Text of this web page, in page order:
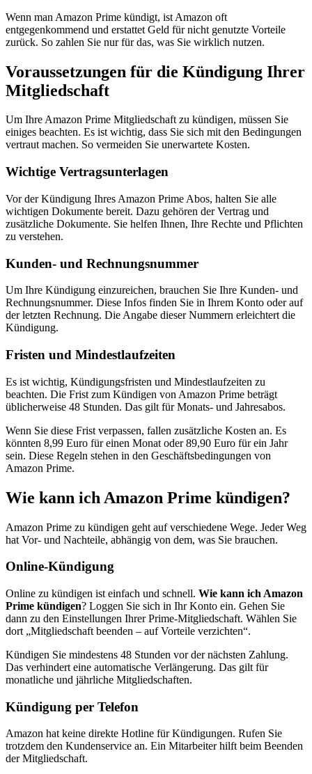
Wenn man Amazon Prime kündigt, ist Amazon oft
entgegenkommend und erstattet Geld für nicht genutzte Vorteile
zurück. So zahlen Sie nur für das, was Sie wirklich nutzen.
Voraussetzungen für die Kündigung Ihrer
Mitgliedschaft
Um Ihre Amazon Prime Mitgliedschaft zu kündigen, müssen Sie
einiges beachten. Es ist wichtig, dass Sie sich mit den Bedingungen
vertraut machen. So vermeiden Sie unerwartete Kosten.
Wichtige Vertragsunterlagen
Vor der Kündigung Ihres Amazon Prime Abos, halten Sie alle
wichtigen Dokumente bereit. Dazu gehören der Vertrag und
zusätzliche Dokumente. Sie helfen Ihnen, Ihre Rechte und Pflichten
zu verstehen.
Kunden- und Rechnungsnummer
Um Ihre Kündigung einzureichen, brauchen Sie Ihre Kunden- und
Rechnungsnummer. Diese Infos finden Sie in Ihrem Konto oder auf
der letzten Rechnung. Die Angabe dieser Nummern erleichtert die
Kündigung.
Fristen und Mindestlaufzeiten
Es ist wichtig, Kündigungsfristen und Mindestlaufzeiten zu
beachten. Die Frist zum Kündigen von Amazon Prime beträgt
üblicherweise 48 Stunden. Das gilt für Monats- und Jahresabos.
Wenn Sie diese Frist verpassen, fallen zusätzliche Kosten an. Es
könnten 8,99 Euro für einen Monat oder 89,90 Euro für ein Jahr
sein. Diese Regeln stehen in den Geschäftsbedingungen von
Amazon Prime.
Wie kann ich Amazon Prime kündigen?
Amazon Prime zu kündigen geht auf verschiedene Wege. Jeder Weg
hat Vor- und Nachteile, abhängig von dem, was Sie brauchen.
Online-Kündigung
Online zu kündigen ist einfach und schnell. Wie kann ich Amazon
Prime kündigen? Loggen Sie sich in Ihr Konto ein. Gehen Sie
dann zu den Einstellungen Ihrer Prime-Mitgliedschaft. Wählen Sie
dort „Mitgliedschaft beenden – auf Vorteile verzichten“.
Kündigen Sie mindestens 48 Stunden vor der nächsten Zahlung.
Das verhindert eine automatische Verlängerung. Das gilt für
monatliche und jährliche Mitgliedschaften.
Kündigung per Telefon
Amazon hat keine direkte Hotline für Kündigungen. Rufen Sie
trotzdem den Kundenservice an. Ein Mitarbeiter hilft beim Beenden
der Mitgliedschaft.